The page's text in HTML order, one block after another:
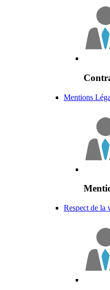
Mentions
Respect de la